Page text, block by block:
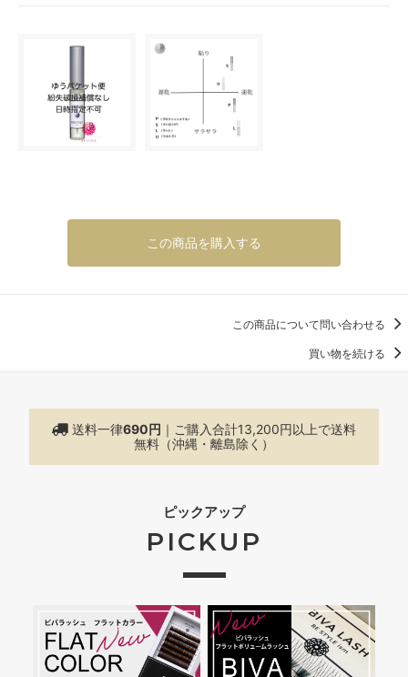
この商品を購入する
この商品について問い合わせる
買い物を続ける
送料一律690円 ｜ご購入合計13,200円以上で送料
無料（沖縄・離島除く）
ピックアップ
PICKUP